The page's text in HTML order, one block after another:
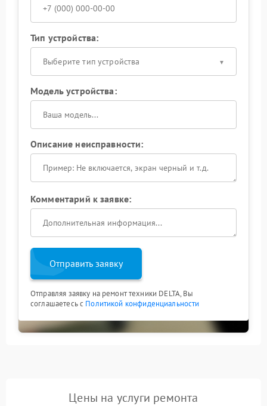
Тип устройства:
Выберите тип устройства
Модель устройства:
Описание неисправности:
Комментарий к заявке:
Отправить заявку
Отправляя заявку на ремонт техники DELTA, Вы
соглашаетесь с Политикой конфиденциальности
Цены на услуги ремонта